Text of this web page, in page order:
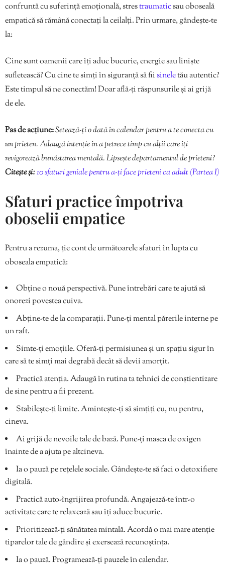
confruntă cu suferință emoțională, strestraumaticsau oboseală
empatică să rămână conectați la ceilalți. Prin urmare, gândește-te
la:
Cine sunt oamenii care îți aduc bucurie, energie sau liniște
sufletească? Cu cine te simți în siguranță să fiisineletău autentic?
Este timpul să ne conectăm! Doar află-ți răspunsurile și ai grijă
de ele.
Pas de acțiune:Setează-ți o dată în calendar pentru a te conecta cu
un prieten. Adaugă intenție în a petrece timp cu alții care îți
revigorează bunăstarea mentală. Lipsește departamentul de prieteni?
Citește și:10 sfaturi geniale pentru a-ți face prieteni ca adult (Partea I)
Sfaturi practice împotriva
oboselii empatice
Pentru a rezuma, ție cont de următoarele sfaturi în lupta cu
oboseala empatică:
Obține o nouă perspectivă. Pune întrebări care te ajută să
onorezi povestea cuiva.
Abține-te de la comparații. Pune-ți mental părerile interne pe
un raft.
Simte-ți emoțiile. Oferă-ți permisiunea și un spațiu sigur în
care să te simți mai degrabă decât să devii amorțit.
Practică atenția. Adaugă în rutina ta tehnici de conștientizare
de sine pentru a fii prezent.
Stabilește-ți limite. Amintește-ți să simțiți cu, nu pentru,
cineva.
Ai grijă de nevoile tale de bază. Pune-ți masca de oxigen
înainte de a ajuta pe altcineva.
Ia o pauză pe rețelele sociale. Gândește-te să faci o detoxifiere
digitală.
Practică auto-îngrijirea profundă. Angajează-te într-o
activitate care te relaxează sau îți aduce bucurie.
Prioritizează-ți sănătatea mintală. Acordă o mai mare atenție
tiparelor tale de gândire și exersează recunoștința.
Ia o pauză. Programează-ți pauzele în calendar.